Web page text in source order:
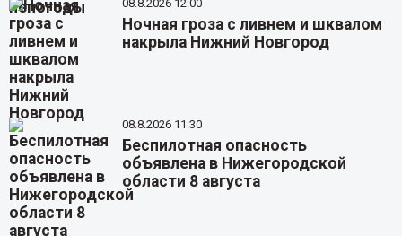
08.8.2026 12:00
Ночная гроза с ливнем и шквалом
накрыла Нижний Новгород
08.8.2026 11:30
Беспилотная опасность
объявлена в Нижегородской
области 8 августа